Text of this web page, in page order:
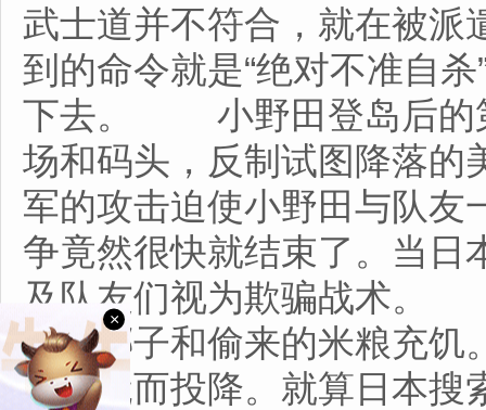
武士道并不符合，就在被派
到的命令就是“绝对不准自
下去。 小野田登岛后的
场和码头，反制试图降落的
军的攻击迫使小野田与队友
争竟然很快就结束了。当日
及队友们视为欺骗战术。
皮、椰子和偷来的米粮充饥
为饥饿而投降。就算日本搜
×